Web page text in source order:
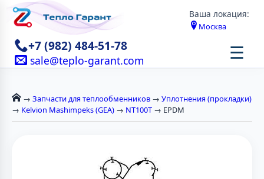
Ваша локация:
Москва
+7 (982) 484-51-78
sale@teplo-garant.com ☰
→ Запчасти для теплообменников → Уплотнения (прокладки)
→ Kelvion Mashimpeks (GEA) → NT100T → EPDM